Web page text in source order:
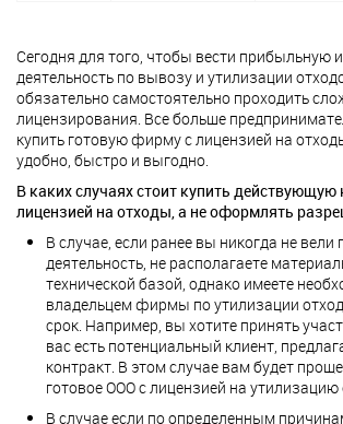
Сегодня для того, чтобы вести прибыльную
деятельность по вывозу и утилизации
обязательно самостоятельно проходить
лицензирования. Все больше
купить готовую фирму с лицензией на
удобно, быстро и выгодно.
В каких случаях стоит купить
лицензией на отходы, а не оформлять
В случае, если ранее вы никогда не
деятельность, не располагаете
технической базой, однако имеете
владельцем фирмы по утилизации
срок. Например, вы хотите принять
вас есть потенциальный клиент,
контракт. В этом случае вам будет
готовое ООО с лицензией на утилизацию
В случае если по определенным